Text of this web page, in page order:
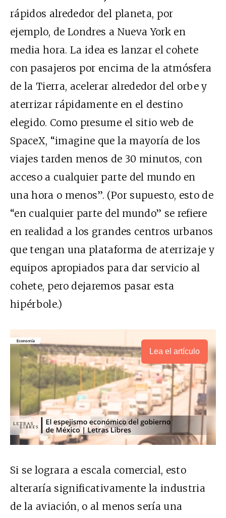
rápidos alrededor del planeta, por
ejemplo, de Londres a Nueva York en
media hora. La idea es lanzar el cohete
con pasajeros por encima de la atmósfera
de la Tierra, acelerar alrededor del orbe y
aterrizar rápidamente en el destino
elegido. Como presume el sitio web de
SpaceX, “imagine que la mayoría de los
viajes tarden menos de 30 minutos, con
acceso a cualquier parte del mundo en
una hora o menos”. (Por supuesto, esto de
“en cualquier parte del mundo” se refiere
en realidad a los grandes centros urbanos
que tengan una plataforma de aterrizaje y
equipos apropiados para dar servicio al
cohete, pero dejaremos pasar esta
hipérbole.)
Lea el artículo
Si se lograra a escala comercial, esto
alteraría significativamente la industria
de la aviación, o al menos sería una